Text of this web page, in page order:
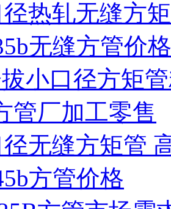
径热轧无缝方
无缝方管价格
拔小口径方矩
管厂加工零售
径无缝方矩管
方管价格